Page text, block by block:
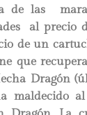
de las
al precio
de un
que
Dragón
maldecido